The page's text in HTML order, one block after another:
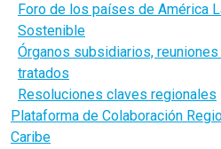
Foro de los países de América
Sostenible
Órganos subsidiarios,
tratados
Resoluciones claves regionales
Plataforma de Colaboración
Caribe